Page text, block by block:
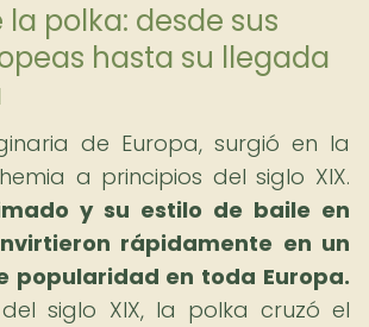
la polka: desde sus
hasta su llegada
de Europa, surgió en la
a principios del siglo XIX.
y su estilo de baile en
rápidamente en un
popularidad en toda Europa.
siglo XIX, la polka cruzó el